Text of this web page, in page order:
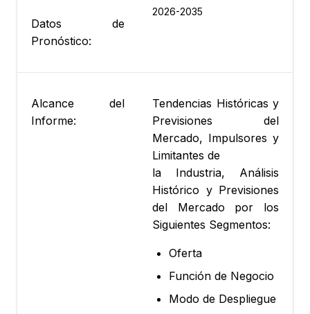
Datos de
Pronóstico:
2026-2035
Alcance del
Informe:
Tendencias Históricas y
Previsiones del
Mercado, Impulsores y
Limitantes de
la Industria, Análisis
Histórico y Previsiones
del Mercado por los
Siguientes Segmentos:
Oferta
Función de Negocio
Modo de Despliegue